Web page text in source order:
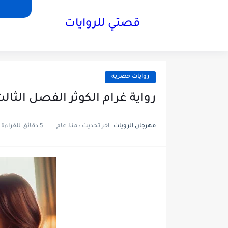
قصتي للروايات
روايات حصريه
رواية غرام الكوثر الفصل الثالث3 بقلم ساره
مهرجان الرويات اخر تحديث : منذ عام 5 دقائق للقراءة